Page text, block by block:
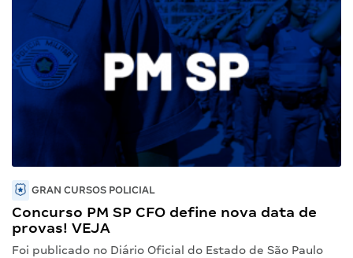
GRAN CURSOS POLICIAL
Concurso PM SP CFO define nova data de
provas! VEJA
Foi publicado no Diário Oficial do Estado de São Paulo